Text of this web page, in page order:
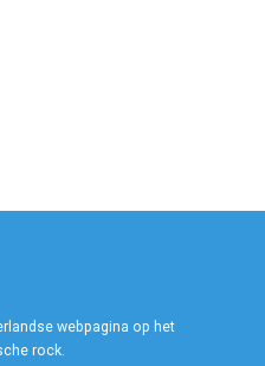
webpagina op het
rock.